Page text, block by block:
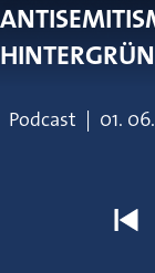
Podcast | 01. 06.